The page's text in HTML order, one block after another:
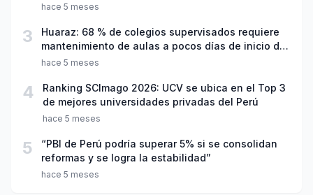
hace 5 meses
3
Huaraz: 68 % de colegios supervisados requiere
mantenimiento de aulas a pocos días de inicio del
año escolar 2026
hace 5 meses
4
Ranking SCImago 2026: UCV se ubica en el Top 3
de mejores universidades privadas del Perú
hace 5 meses
5
“PBI de Perú podría superar 5% si se consolidan
reformas y se logra la estabilidad”
hace 5 meses